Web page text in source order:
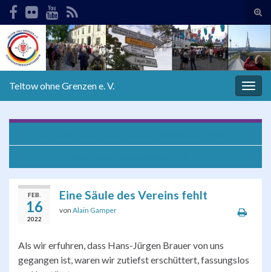
Search for:
Teltow ohne Grenzen e. V.
FEB.
16
2022
Eine Säule des Vereins fehlt
von Alain Gamper
Als wir erfuhren, dass Hans-Jürgen Brauer von uns
gegangen ist, waren wir zutiefst erschüttert, fassungslos